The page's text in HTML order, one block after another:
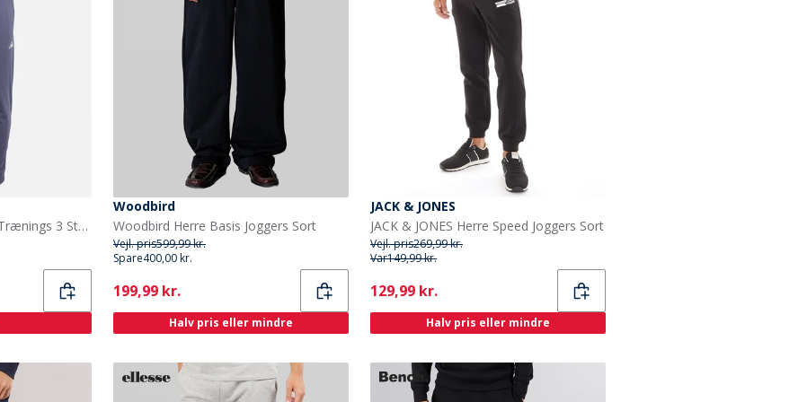
adidas Herre Spil Og Gå Trænings 3 Stribede Joggers Shadow Navy
Woodbird
Woodbird Herre Basis Joggers Sort
Vejl. pris599,99 kr.
Spare400,00 kr.
Current
199,99 kr.
Halv pris eller mindre
JACK & JONES
JACK & JONES Herre Speed Joggers Sort
Vejl. pris269,99 kr.
Var149,99 kr.
Current
129,99 kr.
Halv pris eller mindre